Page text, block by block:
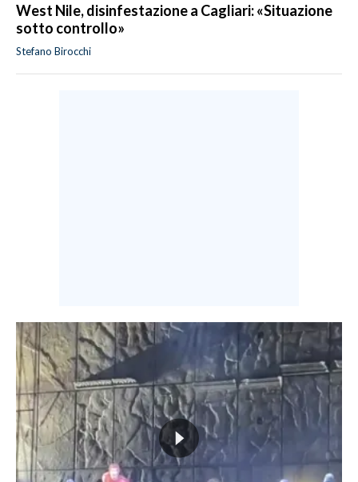
West Nile, disinfestazione a Cagliari: «Situazione
sotto controllo»
Stefano Birocchi